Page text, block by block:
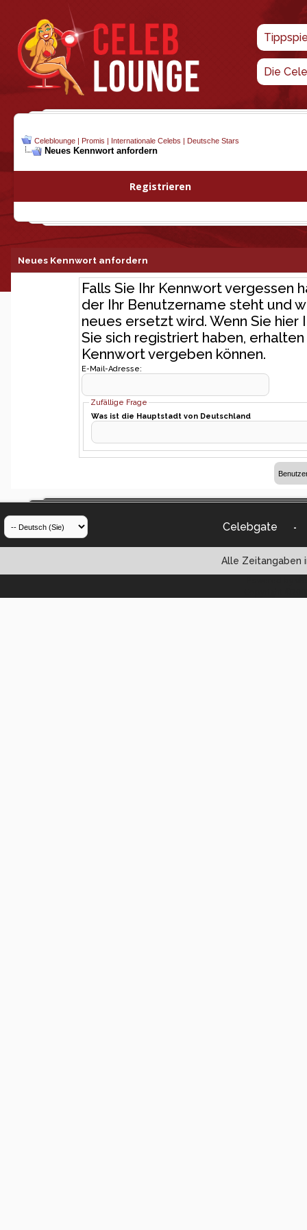
Die
Celeblounge | Promis | Internationale Celebs | Deutsche Stars
Neues Kennwort anfordern
Registrieren
Neues Kennwort anfordern
Falls Sie Ihr Kennwort vergessen
der Ihr Benutzername steht und
neues ersetzt wird. Wenn Sie
Sie sich registriert haben,
Kennwort vergeben können.
E-Mail-Adresse:
Zufällige Frage
Was ist die Hauptstadt von Deutschland
Celebgate -
Alle Zeitangaben